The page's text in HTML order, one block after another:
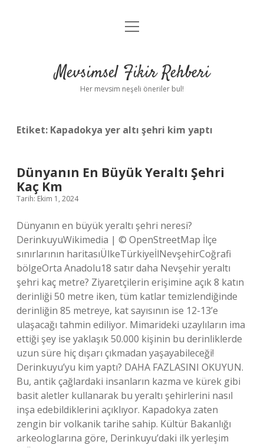
Anasayfa
Yasal Uyarı
menüyü
Mevsimsel Fikir Rehberi
Her mevsim neşeli öneriler bul!
Etiket: Kapadokya yer altı şehri kim yaptı
Dünyanın En Büyük Yeraltı Şehri
Kaç Km
Tarih: Ekim 1, 2024
Dünyanın en büyük yeraltı şehri neresi?
DerinkuyuWikimedia | © OpenStreetMap İlçe
sınırlarının haritasıÜlkeTürkiyeİlNevşehirCoğrafi
bölgeOrta Anadolu18 satır daha Nevşehir yeraltı
şehri kaç metre? Ziyaretçilerin erişimine açık 8 katın
derinliği 50 metre iken, tüm katlar temizlendiğinde
derinliğin 85 metreye, kat sayısının ise 12-13’e
ulaşacağı tahmin ediliyor. Mimarideki uzaylıların ima
ettiği şey ise yaklaşık 50.000 kişinin bu derinliklerde
uzun süre hiç dışarı çıkmadan yaşayabileceği!
Derinkuyu’yu kim yaptı? DAHA FAZLASINI OKUYUN.
Bu, antik çağlardaki insanların kazma ve kürek gibi
basit aletler kullanarak bu yeraltı şehirlerini nasıl
inşa edebildiklerini açıklıyor. Kapadokya zaten
zengin bir volkanik tarihe sahip. Kültür Bakanlığı
arkeologlarına göre, Derinkuyu’daki ilk yerleşim